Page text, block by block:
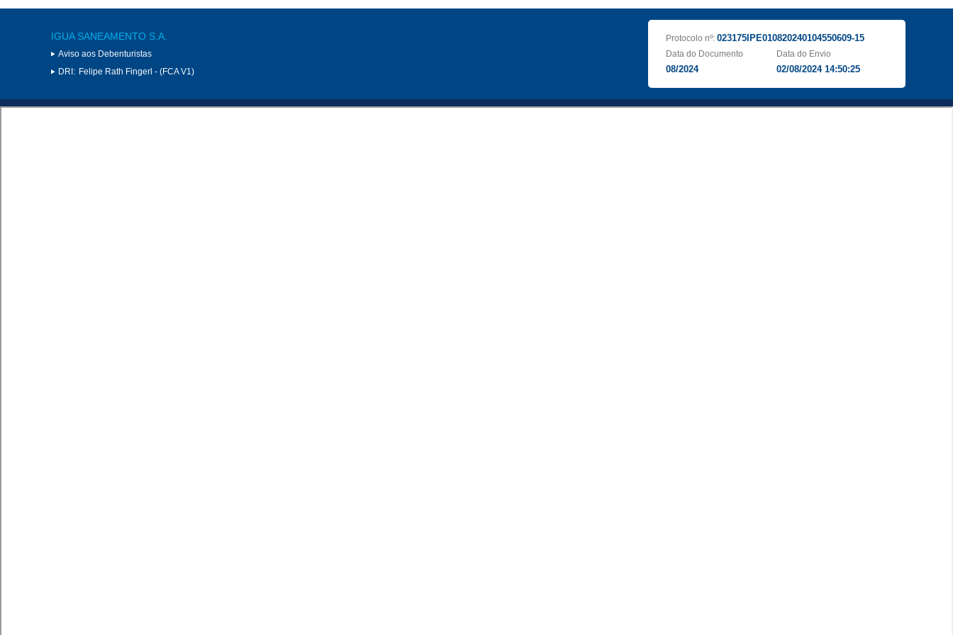
IGUA SANEAMENTO S.A.
Aviso aos Debenturistas
DRI: Felipe Rath Fingerl - (FCA V1)
Protocolo nº: 023175IPE010820240104550609-15
Data do Documento
08/2024
Data do Envio
02/08/2024 14:50:25